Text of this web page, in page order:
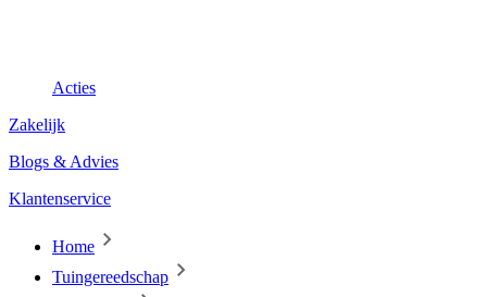
Acties
Zakelijk
Blogs & Advies
Klantenservice
Home
Tuingereedschap